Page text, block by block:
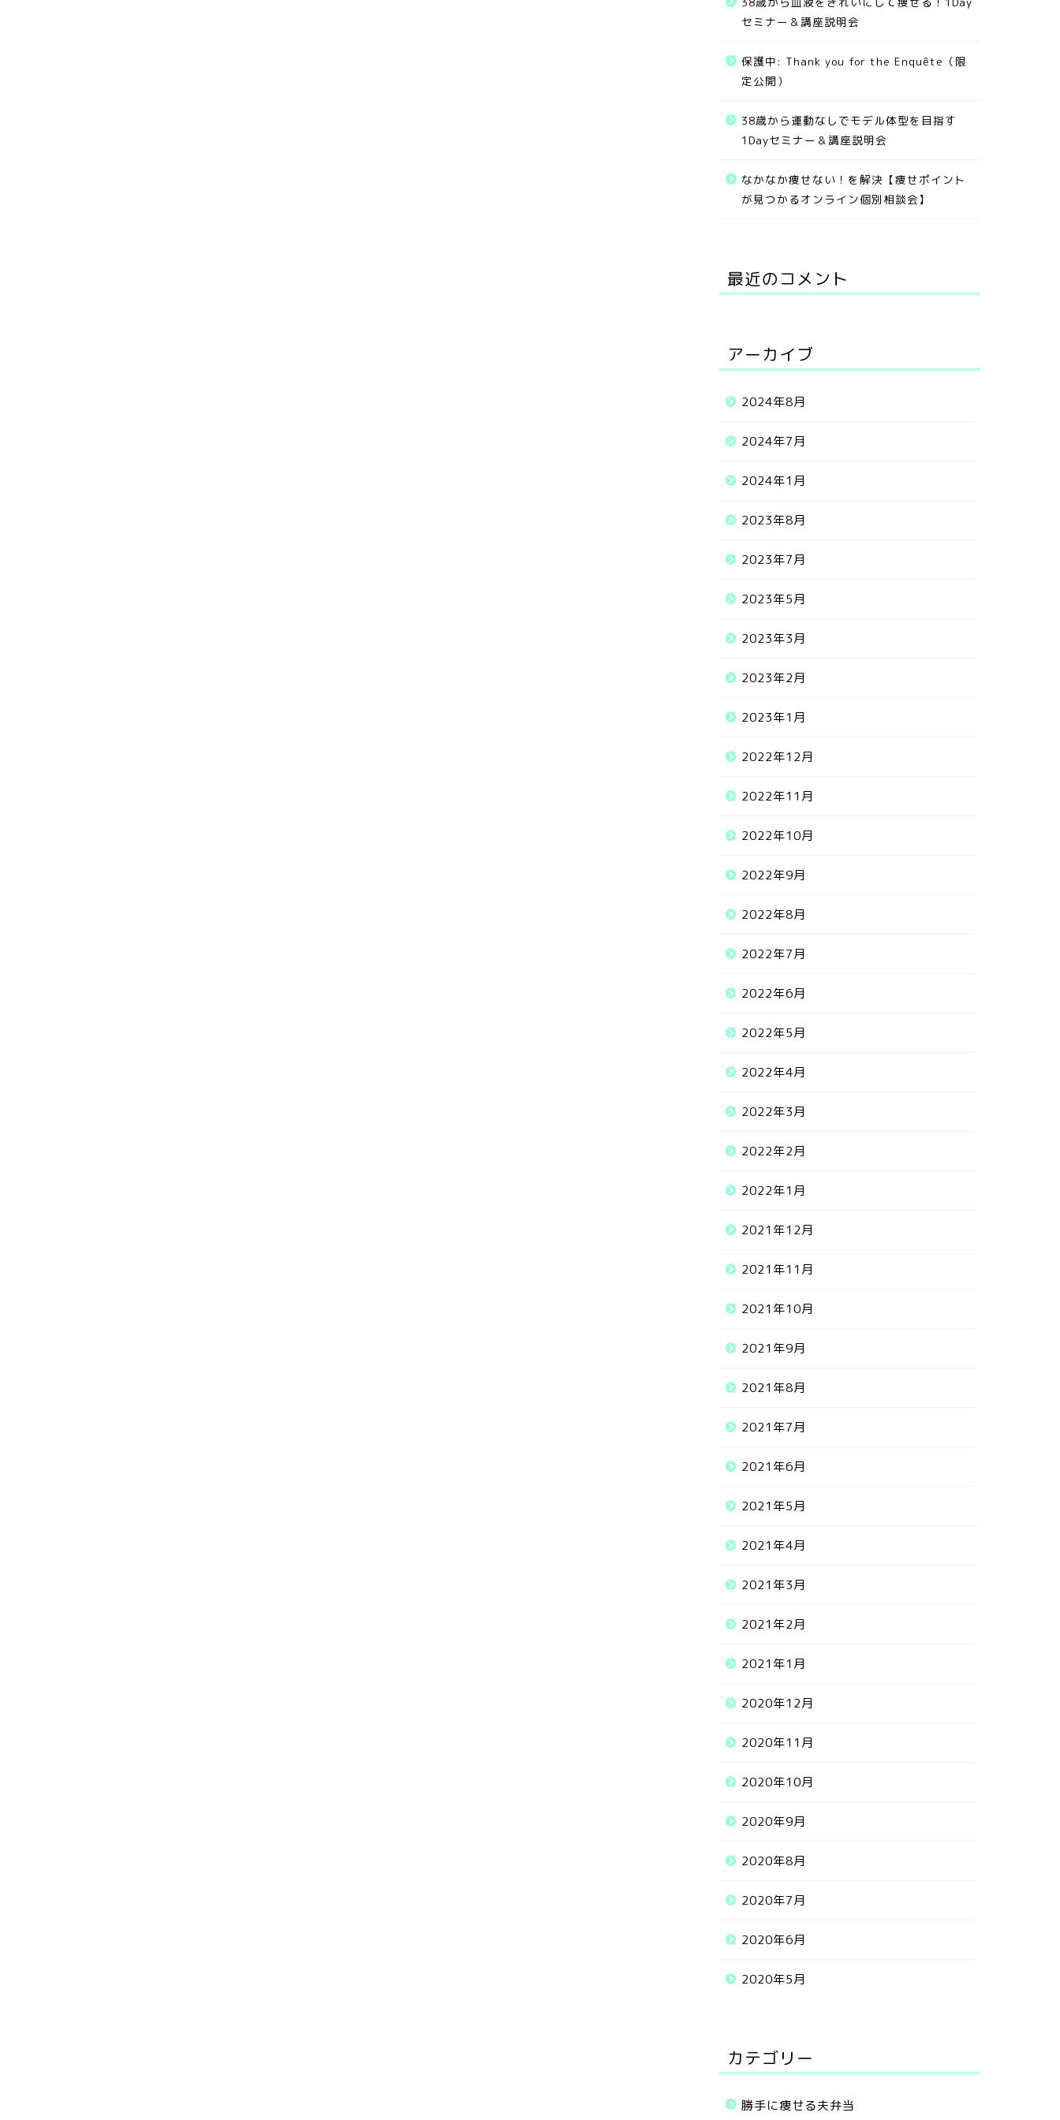
セミナー＆講座説明会
保護中: Thank you for the Enquête（限
定公開）
38歳から運動なしでモデル体型を目指す
1Dayセミナー＆講座説明会
なかなか痩せない！を解決【痩せポイント
が見つかるオンライン個別相談会】
最近のコメント
アーカイブ
2024年8月
2024年7月
2024年1月
2023年8月
2023年7月
2023年5月
2023年3月
2023年2月
2023年1月
2022年12月
2022年11月
2022年10月
2022年9月
2022年8月
2022年7月
2022年6月
2022年5月
2022年4月
2022年3月
2022年2月
2022年1月
2021年12月
2021年11月
2021年10月
2021年9月
2021年8月
2021年7月
2021年6月
2021年5月
2021年4月
2021年3月
2021年2月
2021年1月
2020年12月
2020年11月
2020年10月
2020年9月
2020年8月
2020年7月
2020年6月
2020年5月
カテゴリー
勝手に痩せる夫弁当